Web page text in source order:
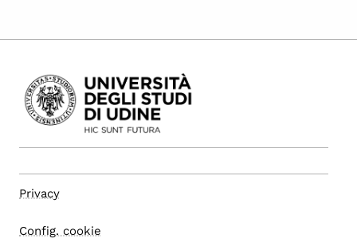
Privacy
Config. cookie